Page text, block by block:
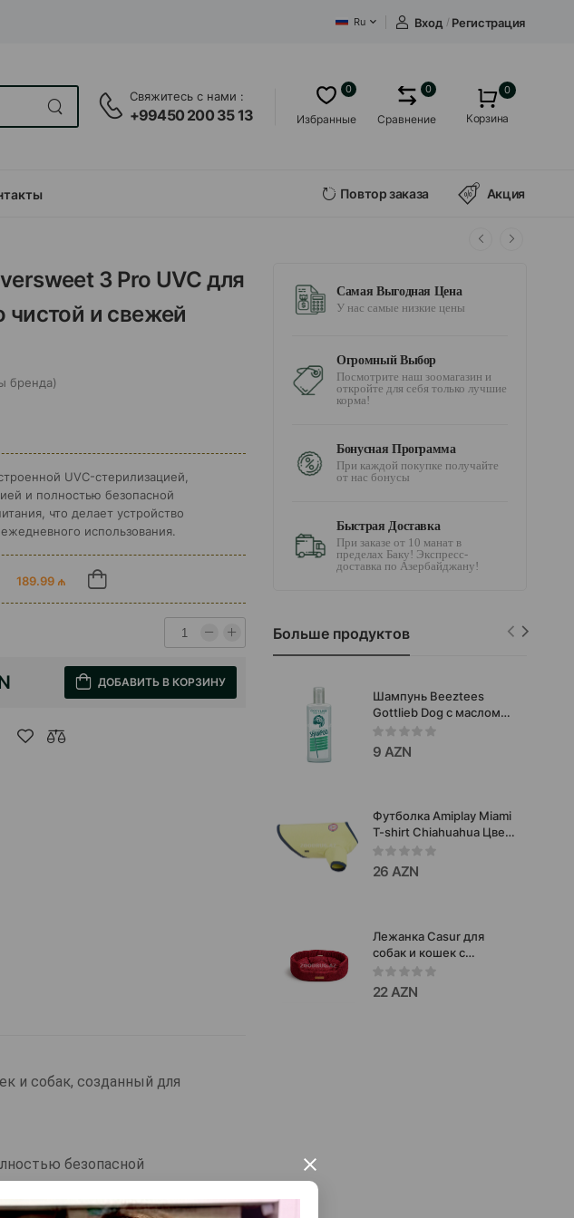
×
Ru Вход / Регистрация
Свяжитесь с нами :
+99450 200 35 13 Избранные
0
Сравнение
0 0
Корзина
Повтор заказа Акция
3 Pro UVC для
чистой и свежей
бренда)
UVC-стерилизацией,
и полностью безопасной
что делает устройство
использования.
189.99 ₼
ДОБАВИТЬ В КОРЗИНУ
и собак, созданный для
безопасной
использования.
Самая Выгодная Цена
У нас самые низкие цены
Огромный Выбор
Посмотрите наш зоомагазин и
откройте для себя только лучшие
корма!
Бонусная Программа
При каждой покупке получайте
от нас бонусы
Быстрая Доставка
При заказе от 10 манат в
пределах Баку! Экспресс-
доставка по Азербайджану!
Больше продуктов
Шампунь Beeztees
Gottlieb Dog с маслом
макадамии для собак с
белой шерстью, 300 мл
9 AZN
Футболка Amiplay Miami
T-shirt Chiahuahua Цвет:
Зеленый. Размеры: Size
25 см. g 25 см. b 29 см. d
42 см. Код товара:
26 AZN
Лежанка Casur для
собак и кошек c
бордовым
цветом 45x35xh13см
#4020013
22 AZN